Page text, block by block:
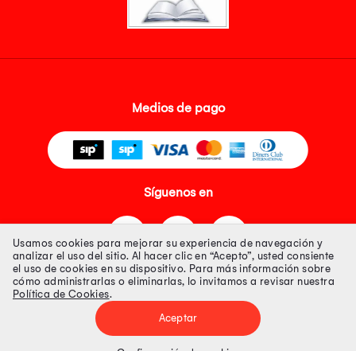
Medios de pago
Síguenos en
Tienda 100% Segura
Tiendas Peruanas S.A. R.U.C. Nº 20493020618. Todos los derechos
Usamos cookies para mejorar su experiencia de navegación y
analizar el uso del sitio. Al hacer clic en “Acepto”, usted consiente
el uso de cookies en su dispositivo. Para más información sobre
cómo administrarlas o eliminarlas, lo invitamos a revisar nuestra
Política de Cookies.
Aceptar